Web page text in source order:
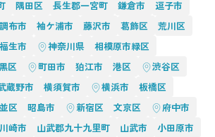
ます。
隅田区 長生郡一宮町 鎌倉市
逗子市
調布市 袖ケ浦市 藤沢市 葛飾区
荒川区
福生市 神奈川県
相模原市緑区
区 町田市 狛江市 港区
渋谷区
蔵野市 横須賀市 横浜市
板橋区
区 昭島市 新宿区 文京区
府中市
川崎市 山武郡九十九里町 山武市
小田原市